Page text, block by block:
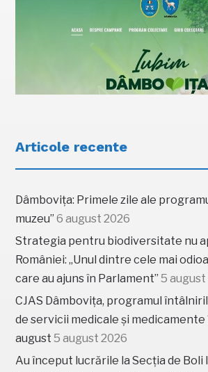
Articole recente
Dâmbovița: Primele zile ale
muzeu” 6 august 2026
Strategia pentru biodiversitate nu
României: „Unul dintre cele mai
care au ajuns în Parlament” 5 august
CJAS Dâmbovița, programul
de servicii medicale și medicamente
august 5 august 2026
Au început lucrările la Secția de Boli